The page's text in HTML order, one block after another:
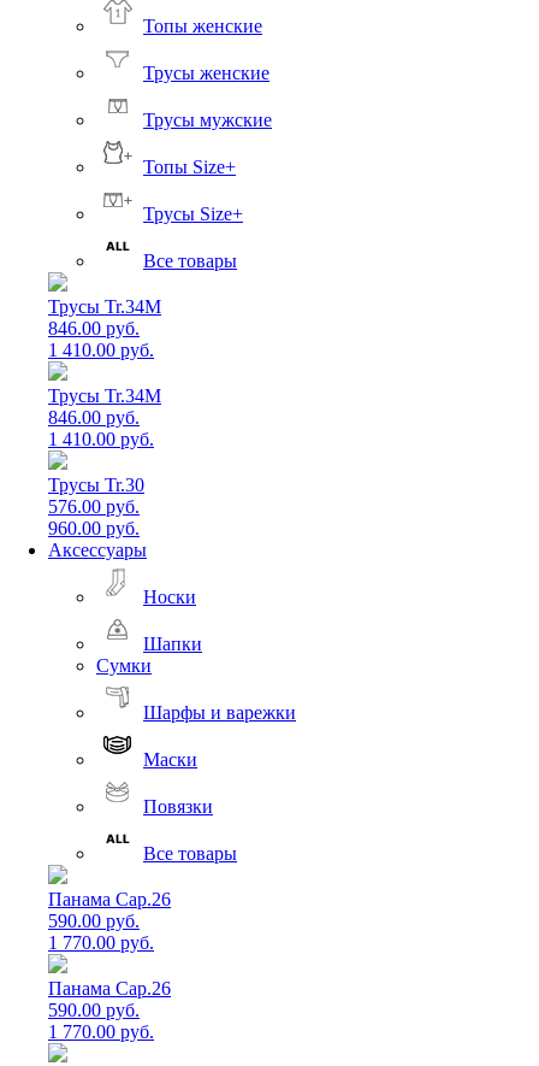
Топы женские
Трусы женские
Трусы мужские
Топы Size+
Трусы Size+
Все товары
Трусы Tr.34M
846.00 руб.
1 410.00 руб.
Трусы Tr.34M
846.00 руб.
1 410.00 руб.
Трусы Tr.30
576.00 руб.
960.00 руб.
Аксессуары
Носки
Шапки
Сумки
Шарфы и варежки
Маски
Повязки
Все товары
Панама Cap.26
590.00 руб.
1 770.00 руб.
Панама Cap.26
590.00 руб.
1 770.00 руб.